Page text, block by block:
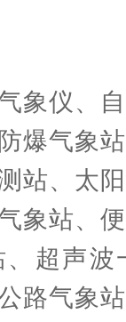
仪、自
爆气象
站、太
象站、
超声
路气象